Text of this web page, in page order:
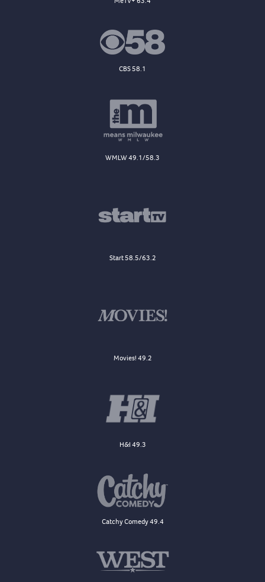
CBS 58.1
WMLW 49.1/58.3
Start 58.5/63.2
Movies! 49.2
H&I 49.3
Catchy Comedy 49.4